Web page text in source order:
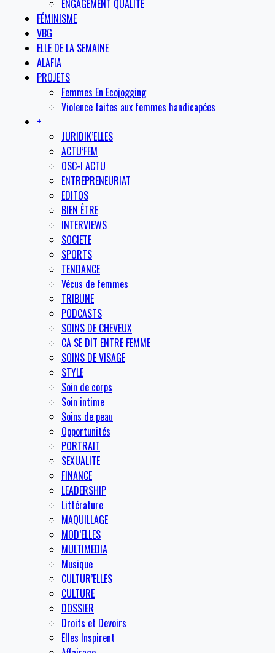
ENGAGEMENT QUALITE
FÉMINISME
VBG
ELLE DE LA SEMAINE
ALAFIA
PROJETS
Femmes En Ecojogging
Violence faites aux femmes handicapées
+
JURIDIK’ELLES
ACTU’FEM
OSC-I ACTU
ENTREPRENEURIAT
EDITOS
BIEN ÊTRE
INTERVIEWS
SOCIETE
SPORTS
TENDANCE
Vécus de femmes
TRIBUNE
PODCASTS
SOINS DE CHEVEUX
CA SE DIT ENTRE FEMME
SOINS DE VISAGE
STYLE
Soin de corps
Soin intime
Soins de peau
Opportunités
PORTRAIT
SEXUALITE
FINANCE
LEADERSHIP
Littérature
MAQUILLAGE
MOD’ELLES
MULTIMEDIA
Musique
CULTUR’ELLES
CULTURE
DOSSIER
Droits et Devoirs
Elles Inspirent